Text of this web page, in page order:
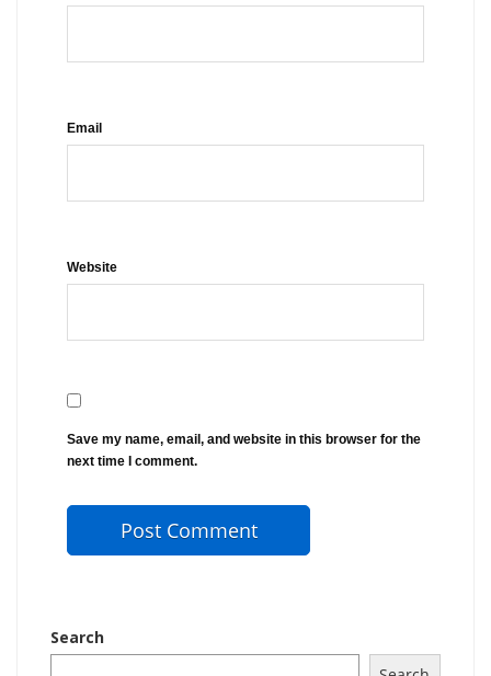
Email
Website
Save my name, email, and website in this browser for the
next time I comment.
Search